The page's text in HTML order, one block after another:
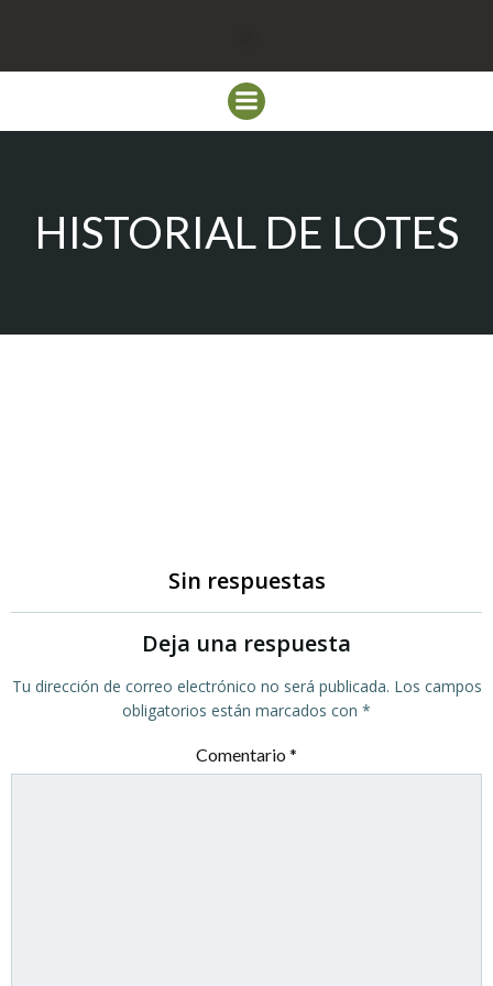
HISTORIAL DE LOTES
Sin respuestas
Deja una respuesta
Tu dirección de correo electrónico no será publicada. Los campos
obligatorios están marcados con *
Comentario*